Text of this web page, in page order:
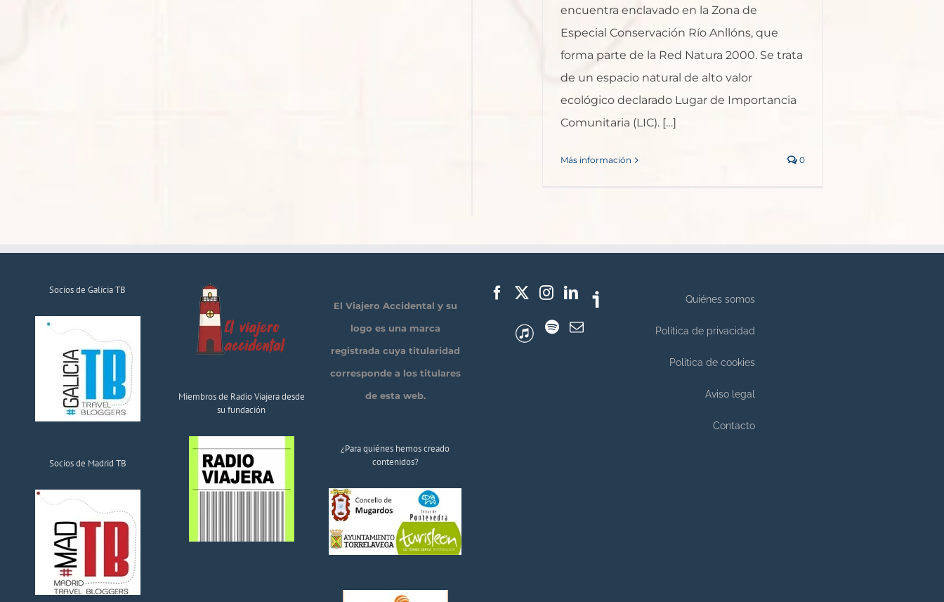
encuentra enclavado en la Zona de
Especial Conservación Río Anllóns, que
forma parte de la Red Natura 2000. Se trata
de un espacio natural de alto valor
ecológico declarado Lugar de Importancia
Comunitaria (LIC). […]
Más información 0
Socios de Galicia TB
Socios de Madrid TB
Miembros de Radio Viajera desde
su fundación
El Viajero Accidental y su
logo es una marca
registrada cuya titularidad
corresponde a los titulares
de esta web.
¿Para quiénes hemos creado
contenidos?
Quiénes somos
Política de privacidad
Política de cookies
Aviso legal
Contacto